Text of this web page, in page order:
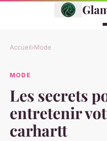
Accueil›Mode
MODE
Les secrets
entretenir
carhartt